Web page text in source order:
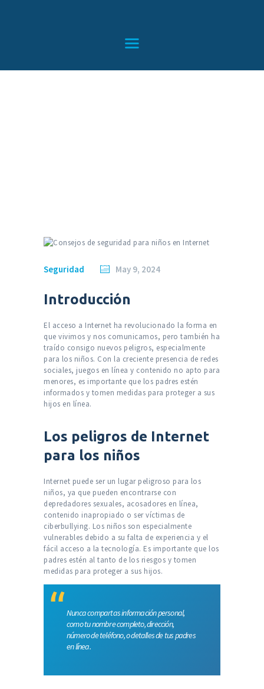
BLOG
Seguridad May 9, 2024
Introducción
El acceso a Internet ha revolucionado la forma en
que vivimos y nos comunicamos, pero también ha
traído consigo nuevos peligros, especialmente
para los niños. Con la creciente presencia de redes
sociales, juegos en línea y contenido no apto para
menores, es importante que los padres estén
informados y tomen medidas para proteger a sus
hijos en línea.
Los peligros de Internet
para los niños
Internet puede ser un lugar peligroso para los
niños, ya que pueden encontrarse con
depredadores sexuales, acosadores en línea,
contenido inapropiado o ser víctimas de
ciberbullying. Los niños son especialmente
vulnerables debido a su falta de experiencia y el
fácil acceso a la tecnología. Es importante que los
padres estén al tanto de los riesgos y tomen
medidas para proteger a sus hijos.
Nunca compartas información personal,
como tu nombre completo, dirección,
número de teléfono, o detalles de tus padres
en línea.